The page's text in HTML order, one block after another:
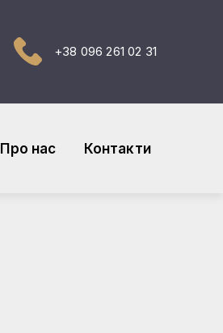
+38 096 261 02 31
Про нас Контакти